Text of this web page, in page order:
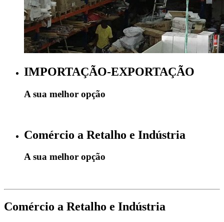
IMPORTAÇÃO-EXPORTAÇÃO
A sua melhor opção
Comércio a Retalho e Indústria
A sua melhor opção
Comércio a Retalho e Indústria